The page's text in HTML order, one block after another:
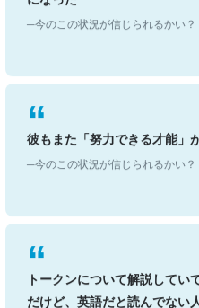
─今のこの状況が信じられるかい？
彼もまた「努力できる才能」
─今のこの状況が信じられるかい？
トークンについて解説してい
だけど、英語だと読んでない